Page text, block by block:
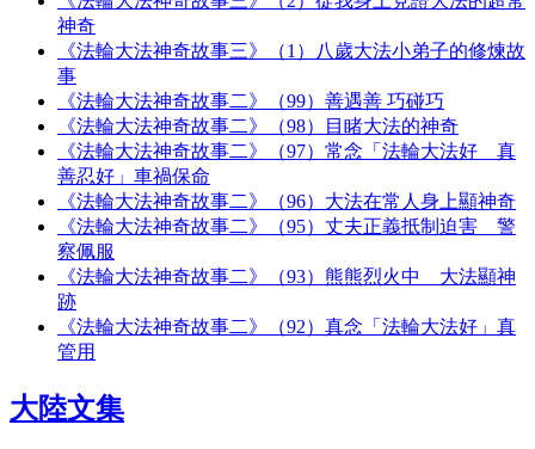
神奇
《法輪大法神奇故事三》（1）八歲大法小弟子的修煉故
事
《法輪大法神奇故事二》（99）善遇善 巧碰巧
《法輪大法神奇故事二》（98）目睹大法的神奇
《法輪大法神奇故事二》（97）常念「法輪大法好 真
善忍好」車禍保命
《法輪大法神奇故事二》（96）大法在常人身上顯神奇
《法輪大法神奇故事二》（95）丈夫正義抵制迫害 警
察佩服
《法輪大法神奇故事二》（93）熊熊烈火中 大法顯神
跡
《法輪大法神奇故事二》（92）真念「法輪大法好」真
管用
大陸文集